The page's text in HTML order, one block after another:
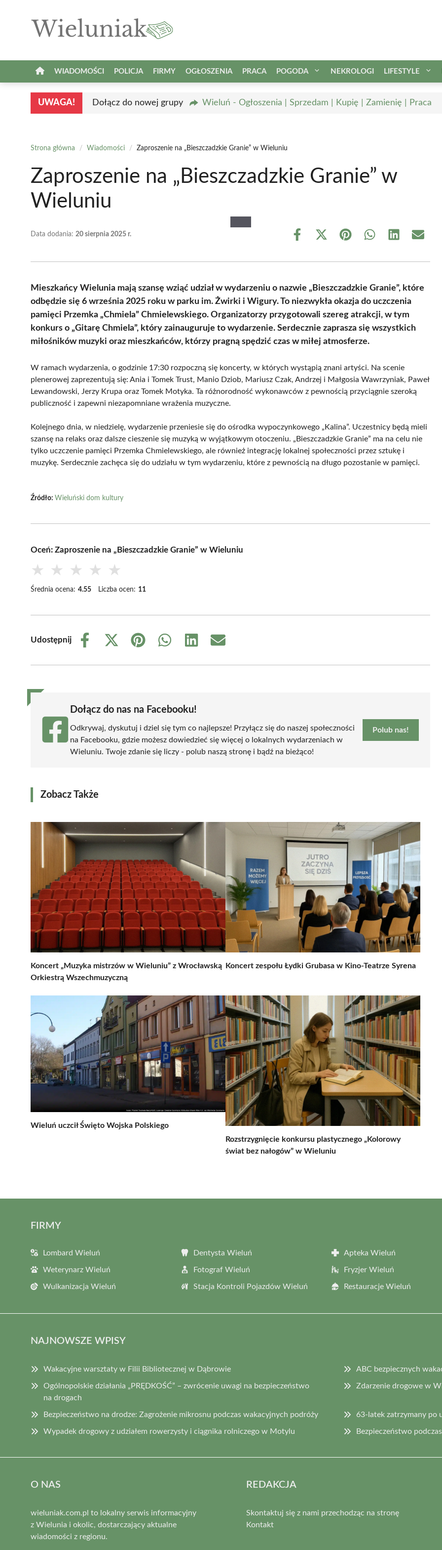
WIADOMOŚCI POLICJA FIRMY OGŁOSZENIA PRACA POGODA NEKROLOGI LIFESTYLE
UWAGA! Dołącz do nowej grupy Wieluń - Ogłoszenia | Sprzedam | Kupię | Zamienię | Praca
Strona główna / Wiadomości / Zaproszenie na „Bieszczadzkie Granie” w Wieluniu
Zaproszenie na „Bieszczadzkie Granie” w
Wieluniu
Data dodania: 20 sierpnia 2025 r.
Share
Share
(Twitter)
Share Share Share Share
Mieszkańcy Wielunia mają szansę wziąć udział w wydarzeniu o nazwie „Bieszczadzkie Granie”, które
odbędzie się 6 września 2025 roku w parku im. Żwirki i Wigury. To niezwykła okazja do uczczenia
pamięci Przemka „Chmiela” Chmielewskiego. Organizatorzy przygotowali szereg atrakcji, w tym
konkurs o „Gitarę Chmiela”, który zainauguruje to wydarzenie. Serdecznie zaprasza się wszystkich
miłośników muzyki oraz mieszkańców, którzy pragną spędzić czas w miłej atmosferze.
W ramach wydarzenia, o godzinie 17:30 rozpoczną się koncerty, w których wystąpią znani artyści. Na scenie
plenerowej zaprezentują się: Ania i Tomek Trust, Manio Dziob, Mariusz Czak, Andrzej i Małgosia Wawrzyniak, Paweł
Lewandowski, Jerzy Krupa oraz Tomek Motyka. Ta różnorodność wykonawców z pewnością przyciągnie szeroką
publiczność i zapewni niezapomniane wrażenia muzyczne.
Kolejnego dnia, w niedzielę, wydarzenie przeniesie się do ośrodka wypoczynkowego „Kalina”. Uczestnicy będą mieli
szansę na relaks oraz dalsze cieszenie się muzyką w wyjątkowym otoczeniu. „Bieszczadzkie Granie” ma na celu nie
tylko uczczenie pamięci Przemka Chmielewskiego, ale również integrację lokalnej społeczności przez sztukę i
muzykę. Serdecznie zachęca się do udziału w tym wydarzeniu, które z pewnością na długo pozostanie w pamięci.
Źródło: Wieluński dom kultury
Oceń: Zaproszenie na „Bieszczadzkie Granie” w Wieluniu
★ ★ ★ ★ ★
Średnia ocena: 4.55 Liczba ocen: 11
Udostępnij
Share
Share
(Twitter)
Share
Share
Share
Share
Dołącz do nas na Facebooku!
Odkrywaj, dyskutuj i dziel się tym co najlepsze! Przyłącz się do naszej społeczności
na Facebooku, gdzie możesz dowiedzieć się więcej o lokalnych wydarzeniach w
Wieluniu. Twoje zdanie się liczy - polub naszą stronę i bądź na bieżąco!
Polub nas!
Zobacz Także
Koncert „Muzyka mistrzów w Wieluniu” z Wrocławską
Orkiestrą Wszechmuzyczną
Koncert zespołu Łydki Grubasa w Kino-Teatrze Syrena
Wieluń uczcił Święto Wojska Polskiego
Rozstrzygnięcie konkursu plastycznego „Kolorowy
świat bez nałogów” w Wieluniu
FIRMY
Lombard Wieluń Dentysta Wieluń Apteka Wieluń
Weterynarz Wieluń Fotograf Wieluń Fryzjer Wieluń
Wulkanizacja Wieluń Stacja Kontroli Pojazdów Wieluń Restauracje Wieluń
NAJNOWSZE WPISY
Wakacyjne warsztaty w Filii Bibliotecznej w Dąbrowie ABC bezpiecznych
Ogólnopolskie działania „PRĘDKOŚĆ” – zwrócenie uwagi na bezpieczeństwo
na drogach
Zdarzenie drogowe w
Bezpieczeństwo na drodze: Zagrożenie mikrosnu podczas wakacyjnych podróży 63-latek zatrzymany po
Wypadek drogowy z udziałem rowerzysty i ciągnika rolniczego w Motylu Bezpieczeństwo
O NAS
wieluniak.com.pl to lokalny serwis informacyjny
z Wielunia i okolic, dostarczający aktualne
wiadomości z regionu.
REDAKCJA
Skontaktuj się z nami przechodząc na stronę
Kontakt